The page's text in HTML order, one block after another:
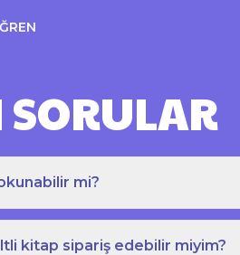
mi?
kitap sipariş edebilir miyim?